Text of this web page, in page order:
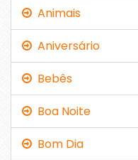
Animais
Aniversário
Bebês
Boa Noite
Bom Dia